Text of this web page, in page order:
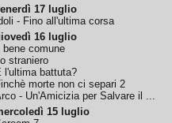
17 luglio
- Fino all'ultima corsa
16 luglio
Il bene comune
straniero
l'ultima battuta?
morte non ci separi 2
- Un'Amicizia per Salvare il ...
15 luglio